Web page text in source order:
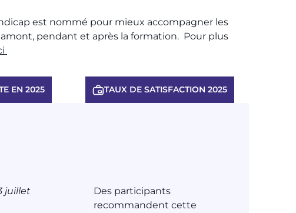
est nommé pour mieux accompagner les
pendant et après la formation. Pour plus
EN 2025
juillet
TAUX DE SATISFACTION 2025
Des participants
recommandent cette